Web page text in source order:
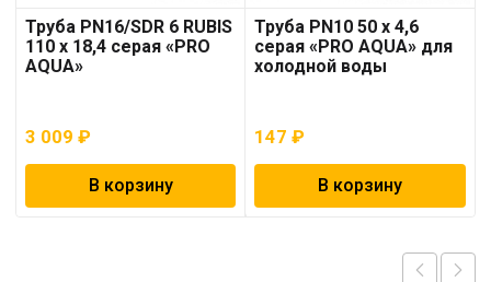
Труба PN16/SDR 6 RUBIS
110 x 18,4 серая «PRO
AQUA»
3 009 ₽
В корзину
Труба PN10 50 x 4,6
серая «PRO AQUA» для
холодной воды
147₽
В корзину